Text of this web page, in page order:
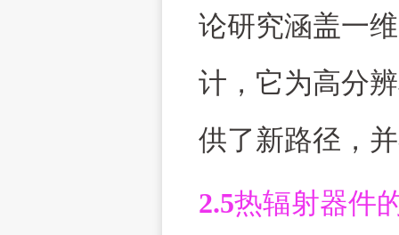
论研究涵盖一
计，它为高分
供了新路径，
2.5热辐射器件